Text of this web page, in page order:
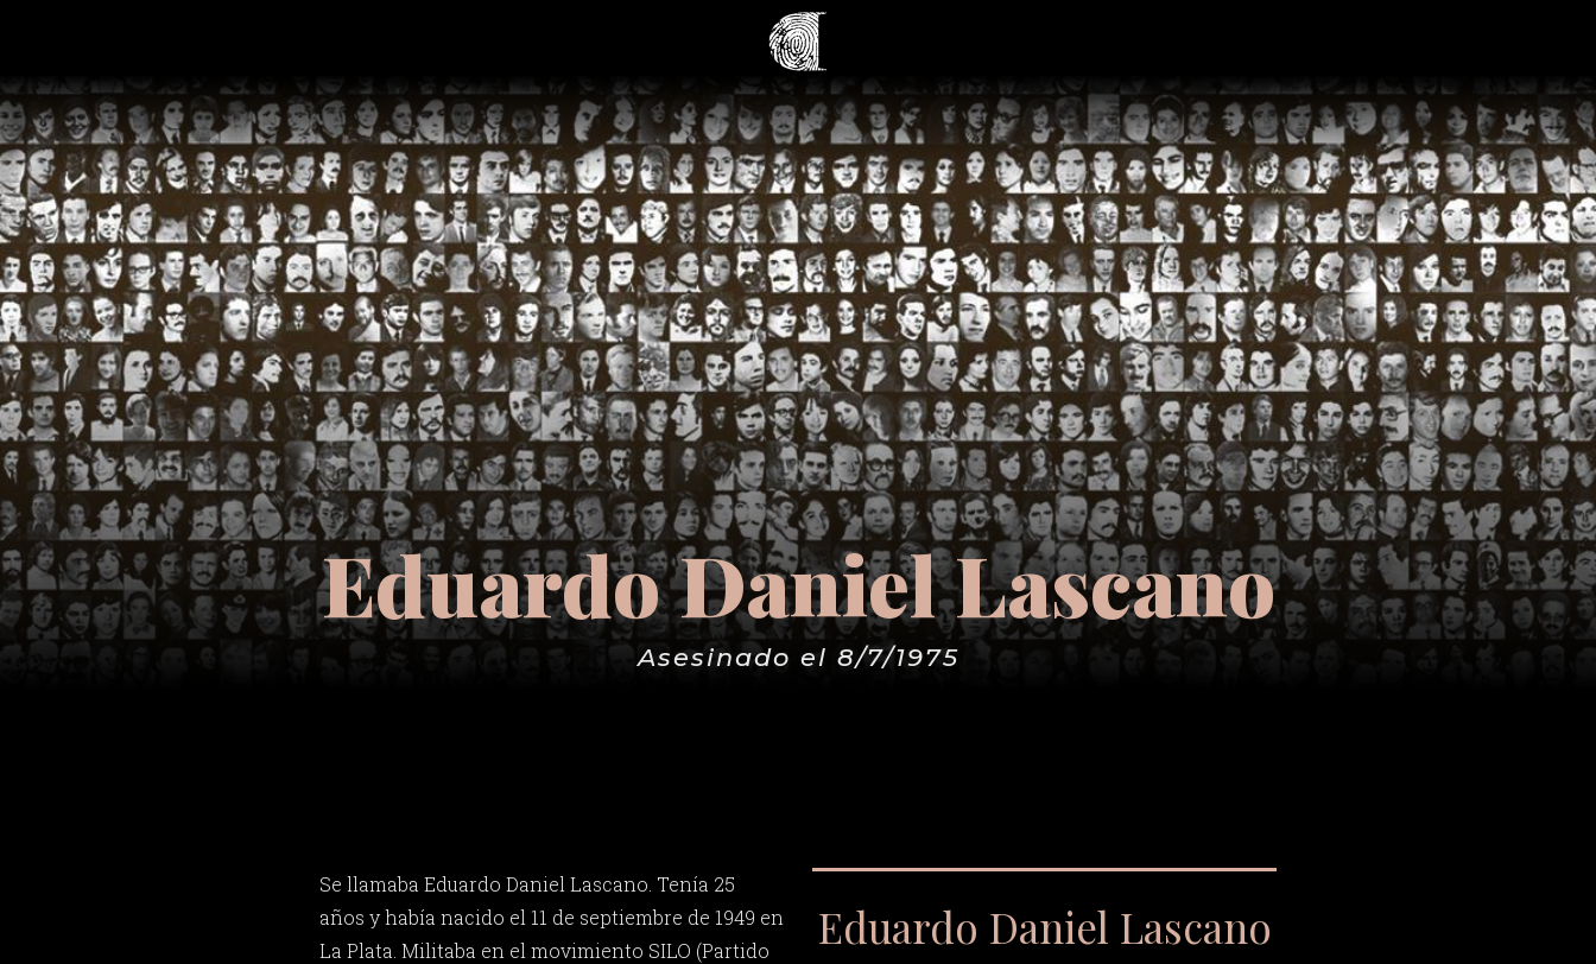
Eduardo Daniel Lascano
Asesinado el 8/7/1975
Se llamaba Eduardo Daniel Lascano. Tenía 25
años y había nacido el 11 de septiembre de 1949 en
La Plata. Militaba en el movimiento SILO (Partido
Eduardo Daniel Lascano